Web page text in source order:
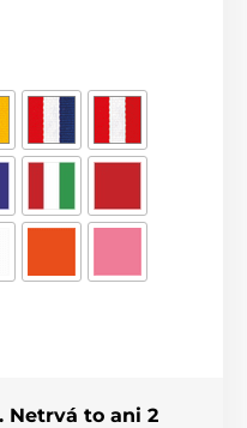
Netrvá to ani 2